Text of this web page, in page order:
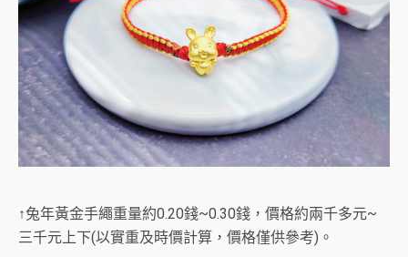
↑兔年黃金手繩重量約0.20錢~0.30錢，價格約兩千多元~
三千元上下(以實重及時價計算，價格僅供參考)。